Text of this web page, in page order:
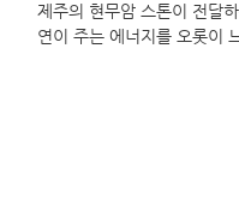
제주의 현무암 스톤이 전달
연이 주는 에너지를 오롯이